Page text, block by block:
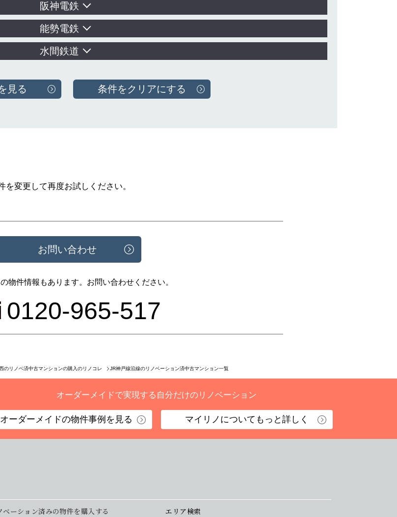
阪神電鉄
能勢電鉄
水間鉄道
を変更して再度お試しください。
お問い合わせ
物件情報もあります。 お問い合わせください。
0120-965-517
のリノベ済中古マンションの購入のリノコレ JR神戸線沿線のリノベーション済中古マンション一覧
オーダーメイドで実現する 自分だけのリノベーション
オーダーメイドの物件事例を見る マイリノについて もっと詳しく
ベーション済みの物件を購入する
エリア検索